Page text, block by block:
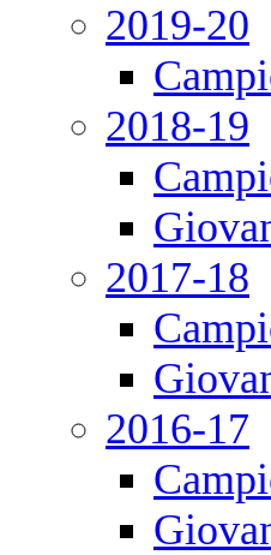
2019-20
2018-19
2017-18
2016-17